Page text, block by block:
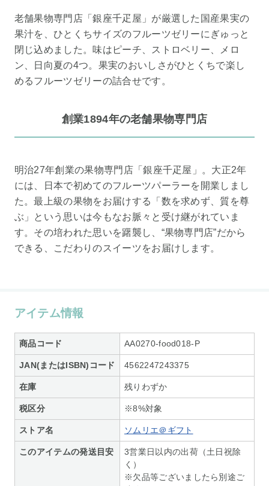
老舗果物専門店「銀座千疋屋」が厳選した国産果実の
果汁を、ひとくちサイズのフルーツゼリーにぎゅっと
閉じ込めました。味はピーチ、ストロベリー、メロ
ン、日向夏の4つ。果実のおいしさがひとくちで楽し
めるフルーツゼリーの詰合せです。
創業1894年の老舗果物専門店
明治27年創業の果物専門店「銀座千疋屋」。大正2年
には、日本で初めてのフルーツパーラーを開業しまし
た。最上級の果物をお届けする「数を求めず、質を尊
ぶ」という思いは今もなお脈々と受け継がれていま
す。その培われた思いを躇襲し、“果物専門店”だから
できる、こだわりのスイーツをお届けします。
アイテム情報
商品コード AA0270-food018-P
JAN(またはISBN)コード 4562247243375
在庫 残りわずか
税区分 ※8%対象
ストア名 ソムリエ＠ギフト
このアイテムの発送目安
3営業日以内の出荷（土日祝除
く）
※欠品等ございましたら別途ご